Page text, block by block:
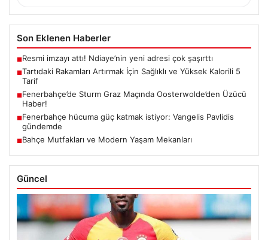
Son Eklenen Haberler
■Resmi imzayı attı! Ndiaye’nin yeni adresi çok şaşırttı
■Tartıdaki Rakamları Artırmak İçin Sağlıklı ve Yüksek Kalorili 5
Tarif
■Fenerbahçe’de Sturm Graz Maçında Oosterwolde’den Üzücü
Haber!
■Fenerbahçe hücuma güç katmak istiyor: Vangelis Pavlidis
gündemde
■Bahçe Mutfakları ve Modern Yaşam Mekanları
Güncel